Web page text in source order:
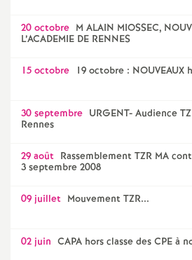
20 octobre M ALAIN MIOSSEC,
L’ACADEMIE DE RENNES
15 octobre 19 octobre : NOUVEAUX
30 septembre URGENT- Audience
Rennes
29 août Rassemblement TZR MA
3 septembre 2008
09 juillet Mouvement TZR...
02 juin CAPA hors classe des CPE à